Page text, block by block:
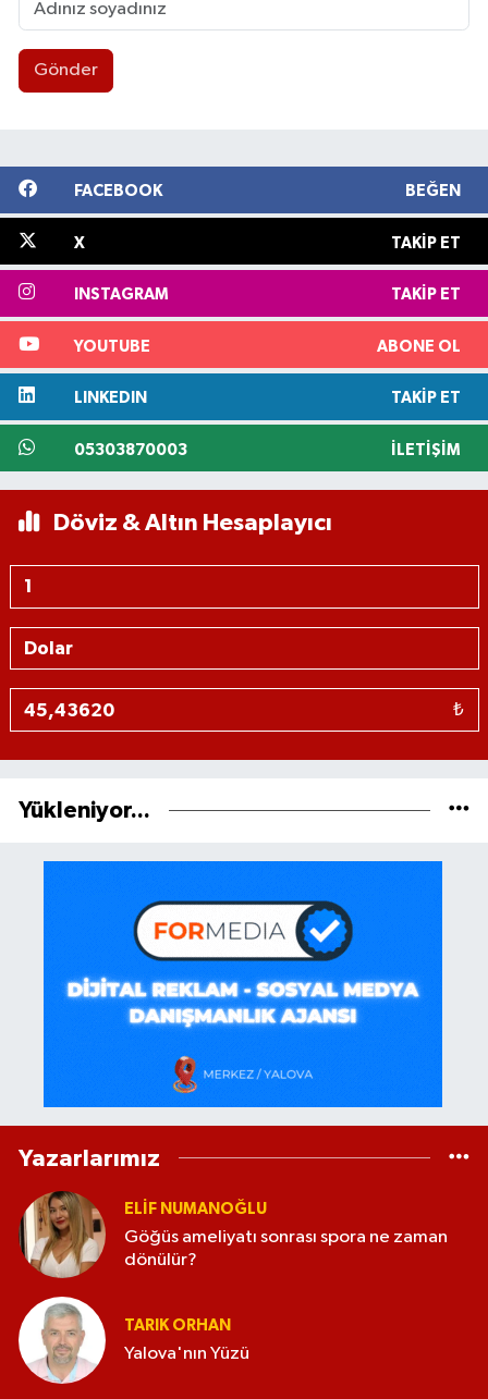
Gönder
FACEBOOK BEĞEN
X TAKIP ET
INSTAGRAM TAKIP ET
YOUTUBE ABONE OL
LINKEDIN TAKIP ET
05303870003 İLETIŞIM
Döviz & Altın Hesaplayıcı
₺
Yükleniyor...
Yazarlarımız
ELİF NUMANOĞLU
Göğüs ameliyatı sonrası spora ne zaman
dönülür?
TARIK ORHAN
Yalova'nın Yüzü